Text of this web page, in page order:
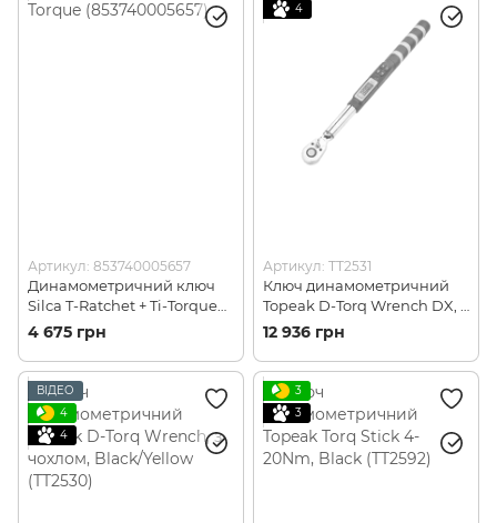
Артикул: 853740005657
Динамометричний ключ
Silca T-Ratchet + Ti-Torque
(853740005657)
4 675 грн
4
Артикул: TT2531
Ключ динамометричний
Topeak D-Torq Wrench DX, з
чохлом, Black/Yellow
12 936 грн
ВІДЕО
4
4
3
3